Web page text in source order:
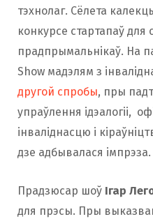
тэхнолаг. Сёлета
конкурсе стартапаў
прадпрымальнікаў. На
Show мадэлям з
другой спробы, пры
упраўлення ідэалогіі,
інваліднасцю і
дзе адбывалася імпрэза.
Прадзюсар шоў Ігар
для прэсы. Пры